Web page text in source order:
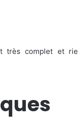
très complet et